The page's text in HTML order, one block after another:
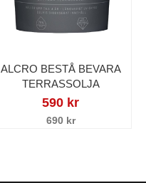
ALCRO BESTÅ BEVARA
TERRASSOLJA
590 kr
690 kr